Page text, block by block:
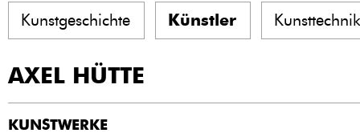
Kunstgeschichte Künstler
AXEL HÜTTE
KUNSTWERKE